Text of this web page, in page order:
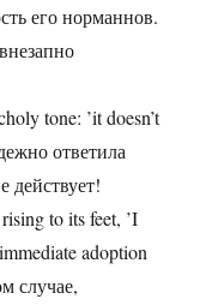
его норманнов.
tone: ’it doesn’t
ответила
действует!
to its feet, ’I
adoption
случае,